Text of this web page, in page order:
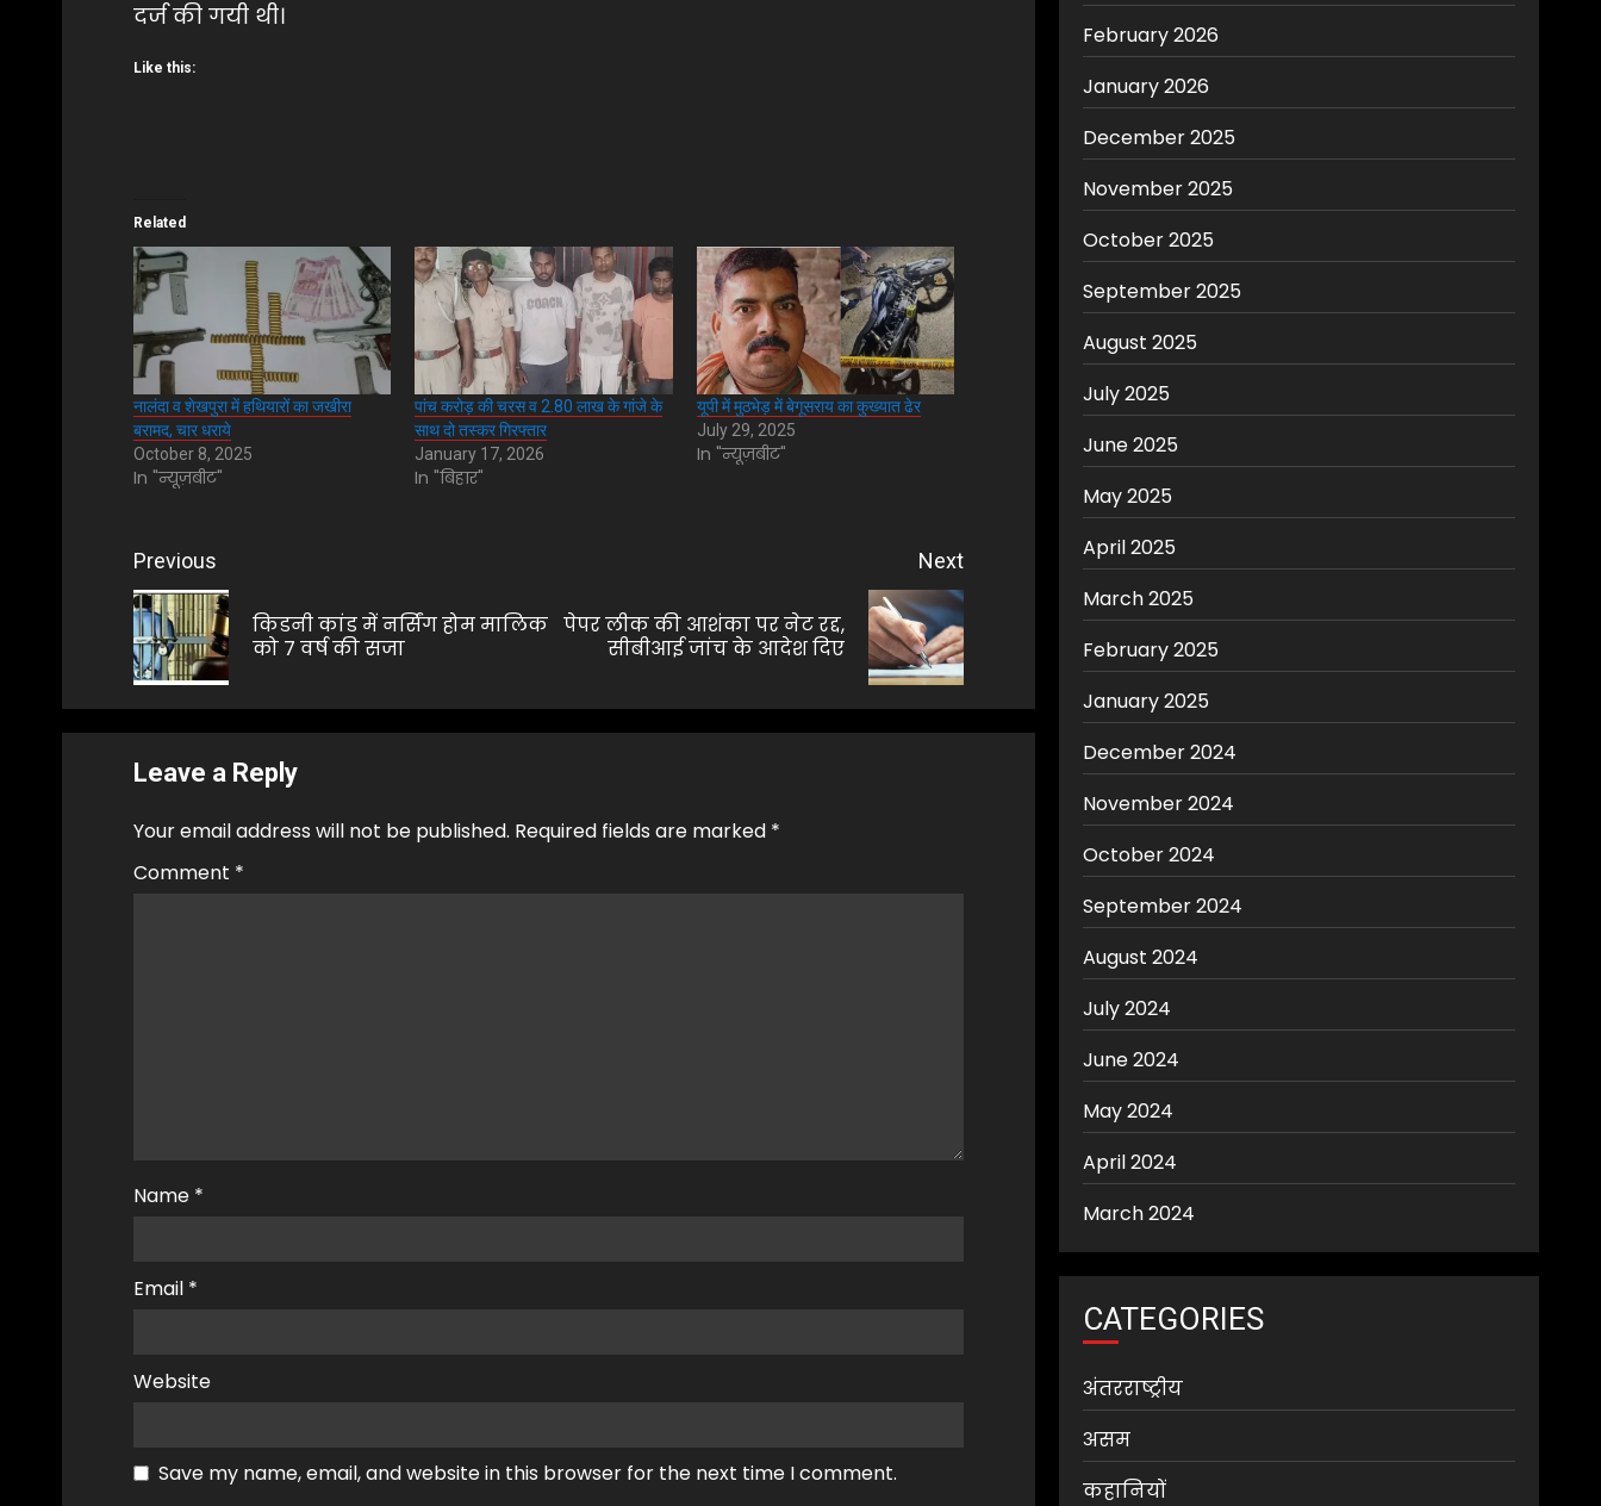
दर्ज की गयी थी।
Like this:
Related
नालंदा व शेखपुरा में हथियारों का जखीरा
बरामद, चार धराये
October 8, 2025
In "न्यूज़बीट"
पांच करोड़ की चरस व 2.80 लाख के गांजे के
साथ दो तस्कर गिरफ्तार
January 17, 2026
In "बिहार"
यूपी में मुठभेड़ में बेगूसराय का कुख्यात ढेर
July 29, 2025
In "न्यूज़बीट"
Post
navigation
Previous
Previous
किडनी कांड में नर्सिंग होम मालिक
को 7 वर्ष की सजा
Next
Next
पेपर लीक की आशंका पर नेट रद्द,
सीबीआई जांच के आदेश दिए
Leave a Reply
Your email address will not be published. Required fields are marked *
Comment *
Name *
Email *
Website
Save my name, email, and website in this browser for the next time I comment.
February 2026
January 2026
December 2025
November 2025
October 2025
September 2025
August 2025
July 2025
June 2025
May 2025
April 2025
March 2025
February 2025
January 2025
December 2024
November 2024
October 2024
September 2024
August 2024
July 2024
June 2024
May 2024
April 2024
March 2024
CATEGORIES
अंतरराष्ट्रीय
असम
कहानियों